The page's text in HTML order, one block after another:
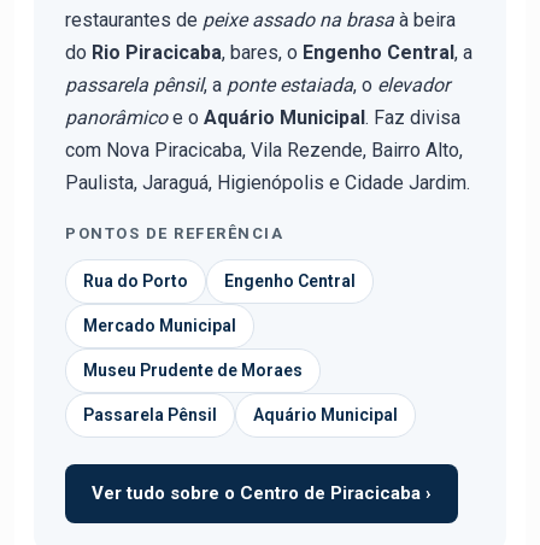
restaurantes de peixe assado na brasa à beira
do Rio Piracicaba, bares, o Engenho Central, a
passarela pênsil, a ponte estaiada, o elevador
panorâmicoe o Aquário Municipal. Faz divisa
com Nova Piracicaba, Vila Rezende, Bairro Alto,
Paulista, Jaraguá, Higienópolis e Cidade Jardim.
PONTOS DE REFERÊNCIA
Rua do Porto Engenho Central
Mercado Municipal
Museu Prudente de Moraes
Passarela Pênsil Aquário Municipal
Ver tudo sobre o Centro de Piracicaba ›